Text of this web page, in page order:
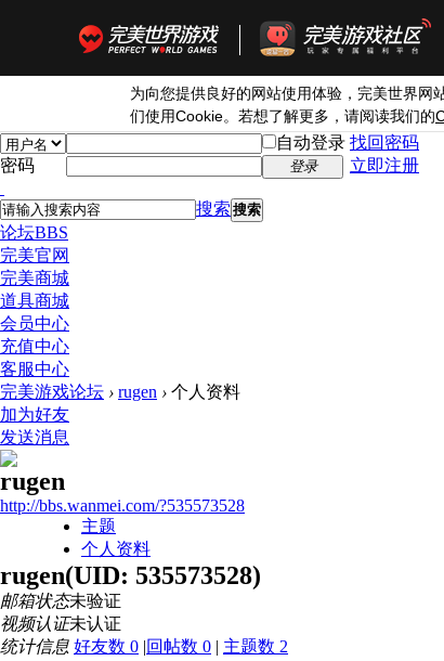
为向您提供良好的网站使用体验，完美世界网
们使用Cookie。若想了解更多，请阅读我们的
自动登录 找回密码
密码
登录 立即注册
搜索 搜索
论坛BBS
完美官网
完美商城
道具商城
会员中心
充值中心
客服中心
完美游戏论坛 › rugen › 个人资料
加为好友
发送消息
rugen
http://bbs.wanmei.com/?535573528
主题
个人资料
rugen(UID: 535573528)
邮箱状态未验证
视频认证未认证
统计信息 好友数 0 |回帖数 0 | 主题数 2